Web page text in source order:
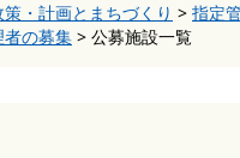
・計画とまちづくり > 指定
の募集 > 公募施設一覧